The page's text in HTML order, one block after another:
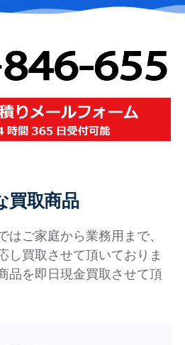
買取商品
はご家庭から業務用まで、
し買取させて頂いておりま
品を即日現金買取させて頂